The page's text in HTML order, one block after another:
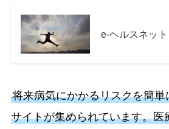
e-ヘルスネッ
将来病気にかかるリスクを簡
サイトが集められています。医